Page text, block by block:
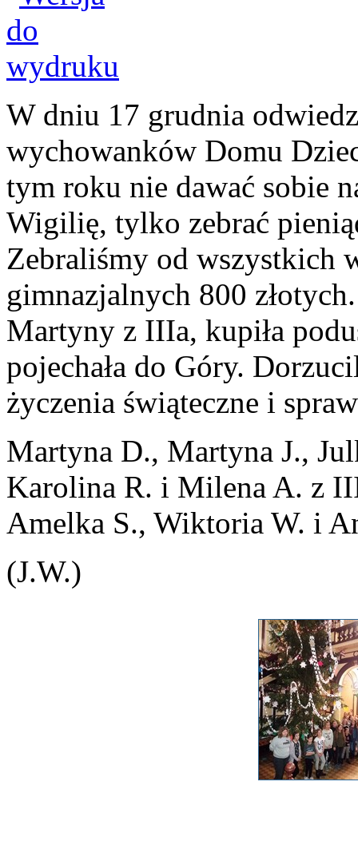
W dniu 17 grudnia
wychowanków Domu
tym roku nie dawać sobie
Wigilię, tylko zebrać
Zebraliśmy od wszystkich
gimnazjalnych 800
Martyny z IIIa, kupiła
pojechała do Góry.
życzenia świąteczne i
Martyna D., Martyna J.,
Karolina R. i Milena A. z
Amelka S., Wiktoria W. i
(J.W.)